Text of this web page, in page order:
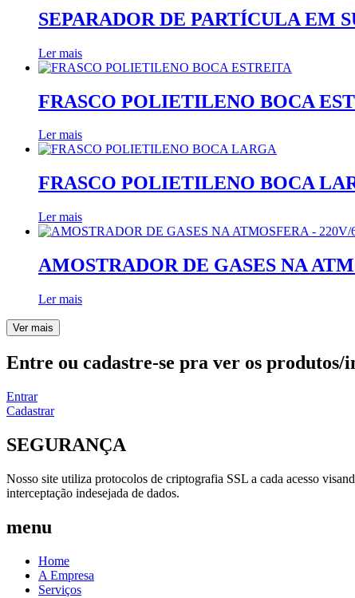
SEPARADOR DE PARTÍCULA EM
Ler mais
FRASCO POLIETILENO BOCA
Ler mais
FRASCO POLIETILENO BOCA
Ler mais
AMOSTRADOR DE GASES NA
Ler mais
Ver mais
Entre ou cadastre-se pra ver os produtos/
Entrar
Cadastrar
SEGURANÇA
Nosso site utiliza protocolos de criptografia SSL a cada acesso
interceptação indesejada de dados.
menu
Home
A Empresa
Serviços